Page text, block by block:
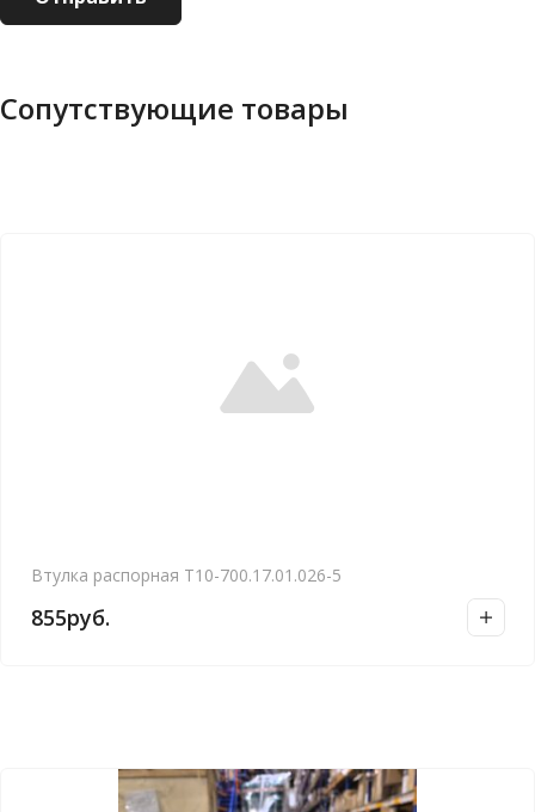
Сопутствующие товары
Втулка распорная Т10-700.17.01.026-5
855руб.